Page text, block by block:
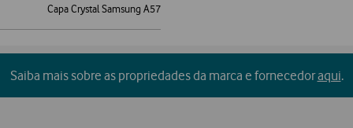
Capa Crystal Samsung A57
Saiba mais sobre as propriedades da marca e fornecedoraqui.